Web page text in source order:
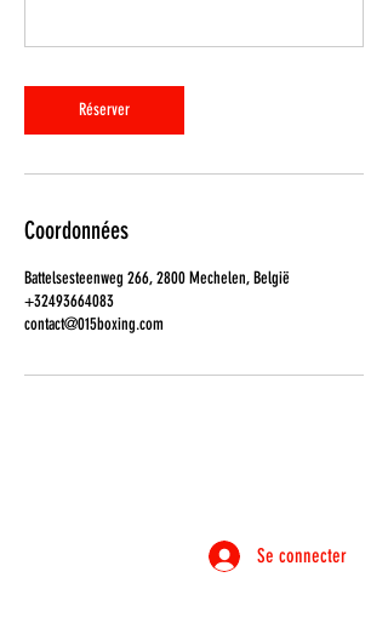
Réserver
Coordonnées
Battelsesteenweg 266, 2800 Mechelen, België
+32493664083
contact@015boxing.com
Se connecter